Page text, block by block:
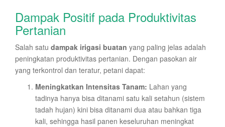
Dampak Positif pada Produktivitas
Pertanian
Salah satu dampak irigasi buatan yang paling jelas adalah
peningkatan produktivitas pertanian. Dengan pasokan air
yang terkontrol dan teratur, petani dapat:
Meningkatkan Intensitas Tanam: Lahan yang
tadinya hanya bisa ditanami satu kali setahun (sistem
tadah hujan) kini bisa ditanami dua atau bahkan tiga
kali, sehingga hasil panen keseluruhan meningkat